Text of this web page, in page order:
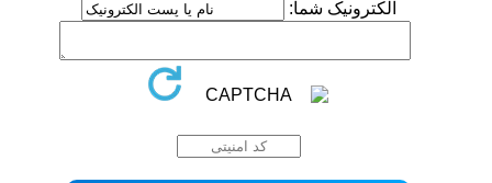
الکترونیک شما: